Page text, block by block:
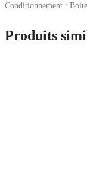
Conditionnement :
Produits